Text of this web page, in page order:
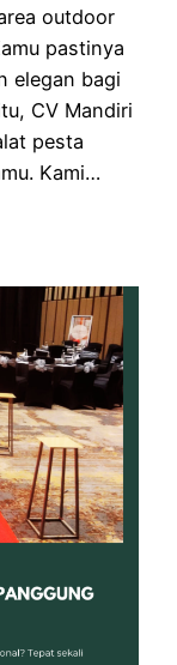
outdoor
pastinya
elegan bagi
CV Mandiri
pesta
Kami…